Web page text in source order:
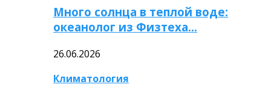
Много солнца в теплой воде:
океанолог из Физтеха…
26.06.2026
Климатология